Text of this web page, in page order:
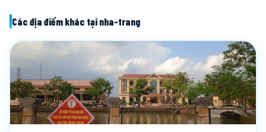
Các địa điểm khác tại nha-trang